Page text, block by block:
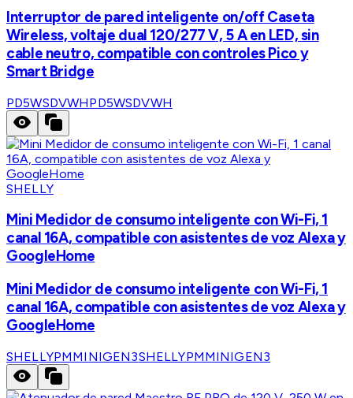
Interruptor de pared inteligente on/off Caseta
Wireless, voltaje dual 120/277 V, 5 A en LED, sin
cable neutro, compatible con controles Pico y
Smart Bridge
PD5WSDVWHPD5WSDVWH
SHELLY
Mini Medidor de consumo inteligente con Wi-Fi, 1
canal 16A, compatible con asistentes de voz Alexa y
GoogleHome
Mini Medidor de consumo inteligente con Wi-Fi, 1
canal 16A, compatible con asistentes de voz Alexa y
GoogleHome
SHELLYPMMINIGEN3SHELLYPMMINIGEN3